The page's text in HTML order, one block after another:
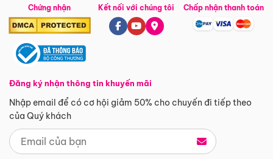
Chứng nhận
Đăng ký nhận thông tin khuyến mãi
Nhập email để có cơ hội giảm 50% cho chuyến đi tiếp theo
của Quý khách
Kết nối với chúng tôi Chấp nhận thanh toán